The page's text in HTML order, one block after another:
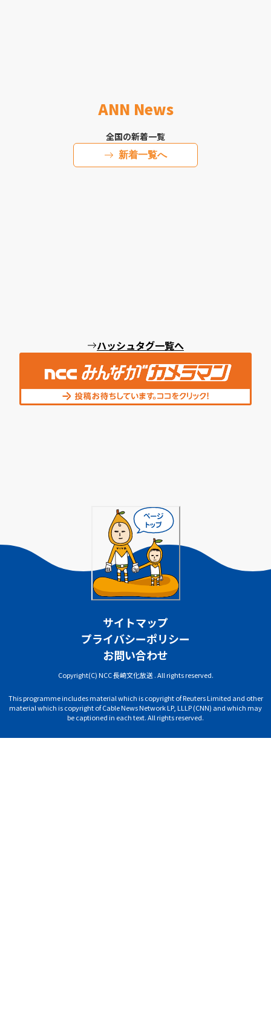
ANN News
全国の新着一覧
新着一覧へ
ハッシュタグ一覧へ
サイトマップ
プライバシーポリシー
お問い合わせ
Copyright(C) NCC 長崎文化放送 . All rights reserved.
This programme includes material which is copyright of Reuters Limited and other
material which is copyright of Cable News Network LP, LLLP (CNN) and which may
be captioned in each text. All rights reserved.